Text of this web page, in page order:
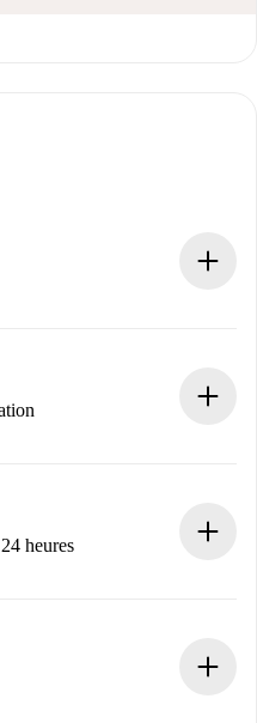
les informations
tant que le propriétaire
heures
et nous vous proposerons